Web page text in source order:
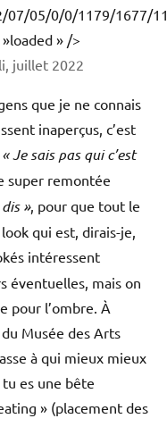
07/05/0/0/1179/1677/
» />
juillet 2022
que je ne connais
inaperçus, c’est
« Je sais pas qui c’est
super remontée
», pour que tout le
qui est, dirais-je,
intéressent
éventuelles, mais on
pour l’ombre. À
Musée des Arts
à qui mieux mieux
es une bête
» (placement des